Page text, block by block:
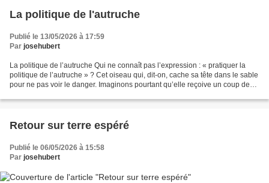
La politique de l'autruche
Publié le 13/05/2026 à 17:59
Par josehubert
La politique de l’autruche Qui ne connaît pas l’expression : « pratiquer la
politique de l’autruche » ? Cet oiseau qui, dit-on, cache sa tête dans le sable
pour ne pas voir le danger. Imaginons pourtant qu’elle reçoive un coup de
Retour sur terre espéré
Publié le 06/05/2026 à 15:58
Par josehubert